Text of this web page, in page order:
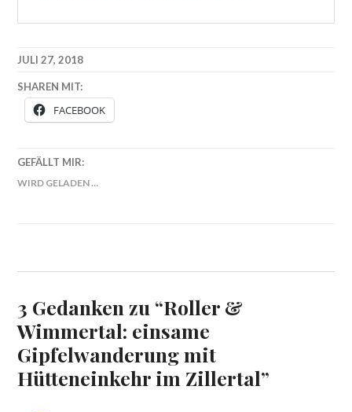
JULI 27, 2018
SHAREN MIT:
FACEBOOK
GEFÄLLT MIR:
WIRD GELADEN …
3 Gedanken zu “Roller &
Wimmertal: einsame
Gipfelwanderung mit
Hütteneinkehr im Zillertal”